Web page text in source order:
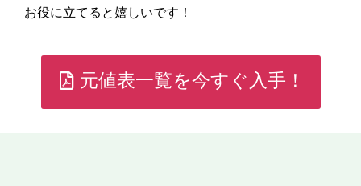
お役に立てると嬉しいです！
元値表一覧を今すぐ入手！